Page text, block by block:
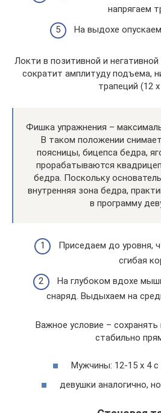
напрягаем
На выдохе
Локти в позитивной и
сократит амплитуду подъема,
трапеций (12 х
Фишка упражнения –
В таком положении
поясницы, бицепса бедра,
прорабатываются
бедра. Поскольку
внутренняя зона бедра,
в программу
Приседаем до уровня,
сгибая
На глубоком вдохе
снаряд. Выдыхаем на
Важное условие –
стабильно
Мужчины: 12-15 х 4 с
девушки аналогично,